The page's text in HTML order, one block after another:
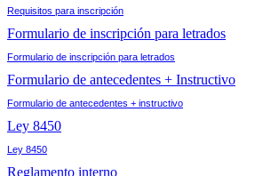
Requisitos para inscripción
Formulario de inscripción para letrados
Formulario de inscripción para letrados
Formulario de antecedentes + Instructivo
Formulario de antecedentes + instructivo
Ley 8450
Ley 8450
Reglamento interno